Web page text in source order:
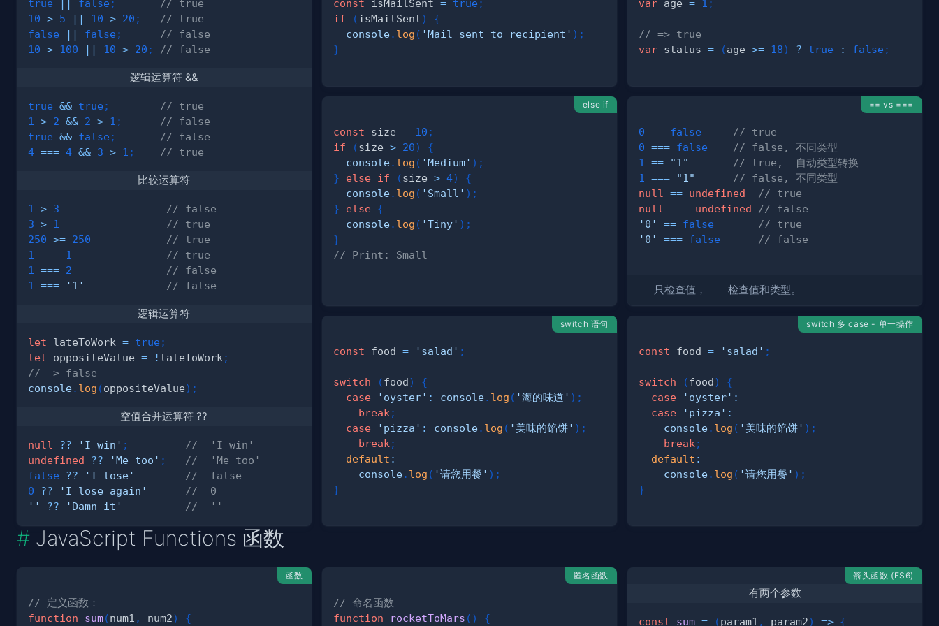
true || false ;
// true
10 > 5 || 10 > 20 ;
// true
false
|| false ;
// false
10 > 100 || 10 > 20 ; // false
逻辑运算符 &&
true && true ;
// true
1
> 2 && 2 > 1 ;
// false
true && false ;
// false
4 === 4 && 3 > 1 ; // true
比较运算符
1 > 3
// false
3 > 1
// true
250 >= 250
// true
1
=== 1
// true
1
=== 2
// false
1
=== '1' // false
逻辑运算符
let lateToWork = true ;
let oppositeValue = ! lateToWork ;
// => false
console. log (oppositeValue) ;
空值合并运算符 ??
null ?? 'I win' ;
//  'I win'
undefined
?? 'Me too' ;
//  'Me too'
false
?? 'I lose'
//  false
0
?? 'I lose again'
//  0
''
?? 'Damn it' //  ''
const isMailSent = true ;
if
( isMailSent)
{
console. log ( 'Mail sent to recipient' ) ;
}
var age = 1 ;
// => true
var status = (age >= 18) ? true : false ;
else if
const size = 10 ;
if
(size > 20)
{
console. log ( 'Medium' ) ;
}
else if (size > 4)
{
console. log ( 'Small' ) ;
}
else {
console. log ( 'Tiny' ) ;
}
// Print: Small
== vs ===
0 == false
// true
0 === false
// false, 不同类型
1
== "1"
// true,  自动类型转换
1
=== "1"
// false, 不同类型
null
== undefined
// true
null
=== undefined
// false
'0'
== false
// true
'0'
=== false // false
== 只检查值，=== 检查值和类型。
switch 语句
const food = 'salad' ;
switch (food)
{
case
'oyster' : console. log ( '海的味道' ) ;
break ;
case
'pizza' : console. log ( '美味的馅饼' ) ;
break ;
default :
console. log ( '请您用餐' ) ;
}
switch 多 case - 单一操作
const food = 'salad' ;
switch (food)
{
case
'oyster' :
case
'pizza' :
console. log ( '美味的馅饼' ) ;
break ;
default :
console. log ( '请您用餐' ) ;
}
JavaScript Functions 函数
函数
// 定义函数：
function
sum(num1 , num2) {
匿名函数
// 命名函数
function
rocketToMars ( ) {
箭头函数 (ES6)
有两个参数
const sum = (param1 , param2) => {